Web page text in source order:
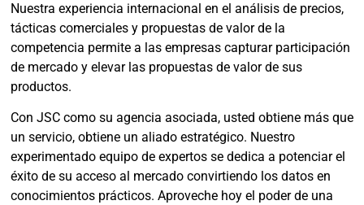
Nuestra experiencia internacional en el análisis de precios,
tácticas comerciales y propuestas de valor de la
competencia permite a las empresas capturar participación
de mercado y elevar las propuestas de valor de sus
productos.
Con JSC como su agencia asociada, usted obtiene más que
un servicio, obtiene un aliado estratégico. Nuestro
experimentado equipo de expertos se dedica a potenciar el
éxito de su acceso al mercado convirtiendo los datos en
conocimientos prácticos. Aproveche hoy el poder de una